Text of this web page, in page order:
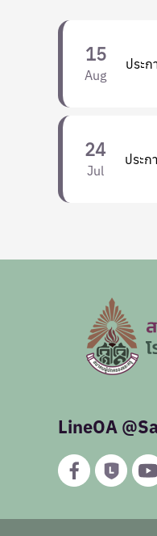
15
Aug
ประ
24
Jul
ประก
LineOA